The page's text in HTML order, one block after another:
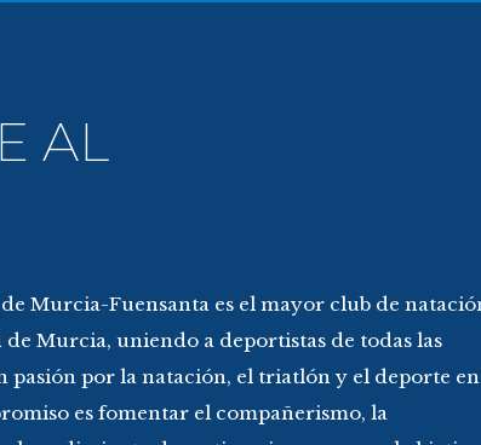
MURCIA
pasión por la natación, el triatlón y el deporte en
es fomentar el compañerismo, la
el rendimiento deportivo, siempre con el objetivo
de cada uno en cada entrenamiento y